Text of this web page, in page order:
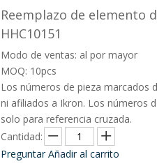
Reemplazo de elemento
HHC10151
Modo de ventas: al por mayor
MOQ: 10pcs
Los números de pieza marcados
ni afiliados a Ikron. Los números
solo para referencia cruzada.
Cantidad:
Preguntar Añadir al carrito